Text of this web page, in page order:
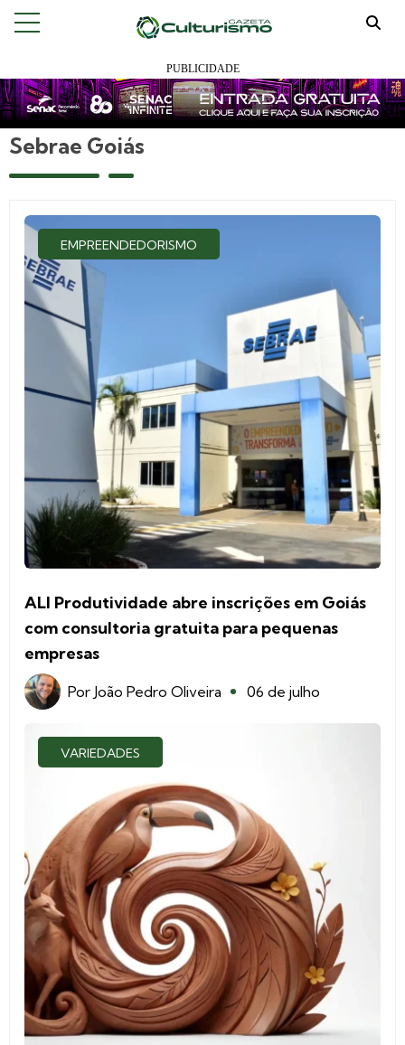
Sebrae Goiás
EMPREENDEDORISMO
ALI Produtividade abre inscrições em Goiás
com consultoria gratuita para pequenas
empresas
Por João Pedro Oliveira 06 de julho
VARIEDADES